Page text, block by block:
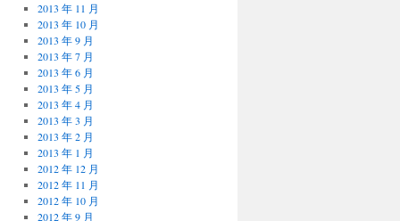
2013 年 11 月
2013 年 10 月
2013 年 9 月
2013 年 7 月
2013 年 6 月
2013 年 5 月
2013 年 4 月
2013 年 3 月
2013 年 2 月
2013 年 1 月
2012 年 12 月
2012 年 11 月
2012 年 10 月
2012 年 9 月